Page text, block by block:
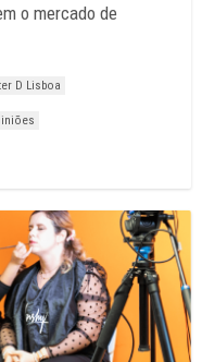
o mercado de
D Lisboa